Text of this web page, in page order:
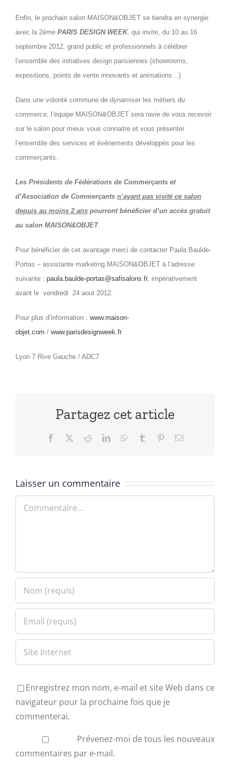
Enfin, le prochain salon MAISON&OBJET se tiendra en synergie
avec la 2ème PARIS DESIGN WEEK, qui invite, du 10 au 16
septembre 2012, grand public et professionnels à célébrer
l’ensemble des initiatives design parisiennes (showrooms,
expositions, points de vente innovants et animations…)
Dans une volonté commune de dynamiser les métiers du
commerce, l’équipe MAISON&OBJET sera ravie de vous recevoir
sur le salon pour mieux vous connaitre et vous présenter
l’ensemble des services et événements développés pour les
commerçants.
Les Présidents de Fédérations de Commerçants et
d’Association de Commerçants n’ayant pas visité ce salon
depuis au moins 2 ans pourront bénéficier d’un accès gratuit
au salon MAISON&OBJET.
Pour bénéficier de cet avantage merci de contacter Paula Baulde-
Portas – assistante marketing MAISON&OBJET à l’adresse
suivante : paula.baulde-portas@safisalons.fr, impérativement
avant le vendredi 24 aout 2012.
Pour plus d’information : www.maison-
objet.com / www.parisdesignweek.fr
Lyon 7 Rive Gauche / ADC7
Partagez cet article
Facebook RedditLinkedInWhatsApp
Tumblr PinterestEmail
Laisser un commentaire
Commentaire
Enregistrez mon nom, e-mail et site Web dans ce
navigateur pour la prochaine fois que je
commenterai.
Prévenez-moi de tous les nouveaux
commentaires par e-mail.